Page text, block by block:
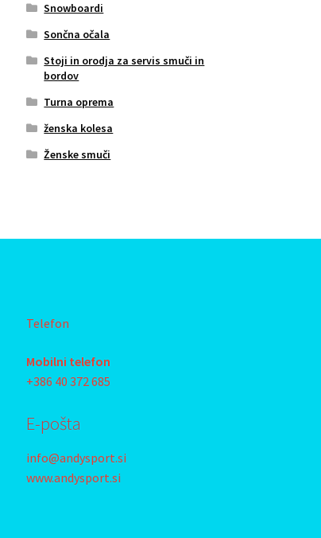
Snowboardi
Sončna očala
Stoji in orodja za servis smuči in
bordov
Turna oprema
ženska kolesa
Ženske smuči
Telefon
Mobilni telefon
+386 40 372 685
E-pošta
info@andysport.si
www.andysport.si